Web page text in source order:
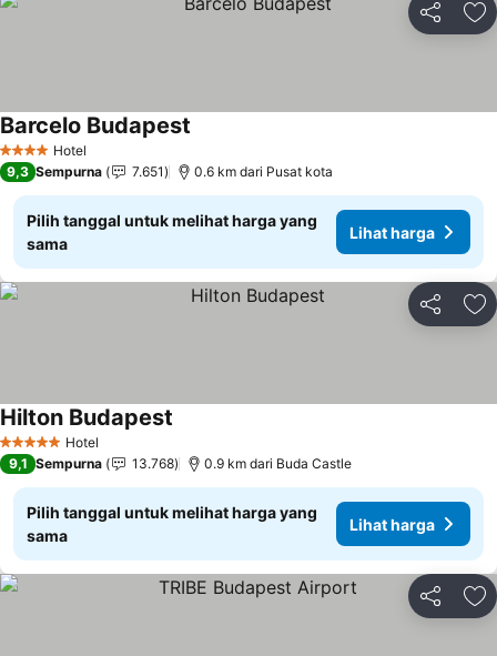
Bagikan
4 BintangHotel
Barcelo Budapest
9,3 Sempurna 7.651 0.6 km dari Pusat kota
Pilih tanggal untuk melihat harga yang
sama
Lihat harga
Bagikan
5 Bintang Hotel
Hilton Budapest
9,1 Sempurna 13.768 0.9 km dari Buda Castle
Pilih tanggal untuk melihat harga yang
sama
Lihat harga
Bagikan